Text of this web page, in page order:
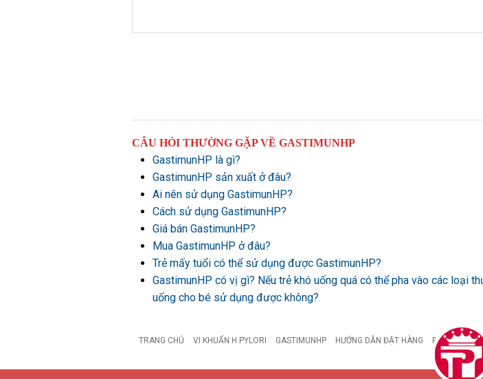
CÂU HỎI THƯỜNG GẶP VỀ GASTIMUNHP
GastimunHP là gì?
GastimunHP sản xuất ở đâu?
Ai nên sử dụng GastimunHP?
Cách sử dụng GastimunHP?
Giá bán GastimunHP?
Mua GastimunHP ở đâu?
Trẻ mấy tuổi có thể sử dụng được GastimunHP?
GastimunHP có vị gì? Nếu trẻ khó uống quá có thể pha vào các loại
uống cho bé sử dụng được không?
TRANG CHỦ VI KHUẨN H.PYLORI GASTIMUNHP HƯỚNG DẪN ĐẶT HÀNG BỆNH DẠ DÀY